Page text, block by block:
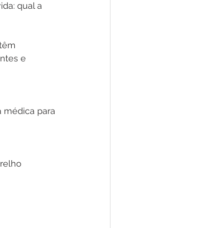
qual a
e
médica para